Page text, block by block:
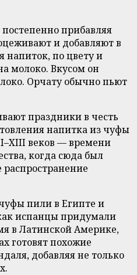
прибавляя
и добавляют в
напиток, по цвету и
молоко. Вкусом он
Орчату обычно пьют
праздники в честь
напитка из чуфы
веков — времени
когда сюда был
пили в Египте и
испанцы придумали
в Латинской Америке,
готовят похожие
добавляя не только